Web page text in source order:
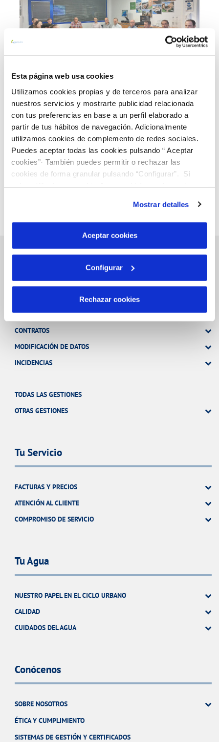
Esta página web usa cookies
Utilizamos cookies propias y de terceros para analizar
nuestros servicios y mostrarte publicidad relacionada
con tus preferencias en base a un perfil elaborado a
partir de tus hábitos de navegación. Adicionalmente
utilizamos cookies de complemento de redes sociales.
Puedes aceptar todas las cookies pulsando “ Aceptar
cookies”· También puedes permitir o rechazar las
cookies de forma granular pulsando “Configurar”. Si
son indispensables para que el sitio web funcione y que
por tanto no se pueden desactivar. Puedes consultar
más información en nuestraPolítica de Cookies
Mostrar detalles
Aceptar cookies
Configurar
Rechazar cookies
03 OCT 2024
Aguasvira recibe al alumnado en prácticas de
segundo curso del Ciclo Medio en Redes y
Estaciones de Tratamiento de Aguas
Anterior Siguiente
Gestiones Online
FACTURAS, PAGOS Y CONSUMOS
CONTRATOS
MODIFICACIÓN DE DATOS
INCIDENCIAS
TODAS LAS GESTIONES
OTRAS GESTIONES
Tu Servicio
FACTURAS Y PRECIOS
ATENCIÓN AL CLIENTE
COMPROMISO DE SERVICIO
Tu Agua
NUESTRO PAPEL EN EL CICLO URBANO
CALIDAD
CUIDADOS DEL AGUA
Conócenos
SOBRE NOSOTROS
ÉTICA Y CUMPLIMIENTO
SISTEMAS DE GESTIÓN Y CERTIFICADOS